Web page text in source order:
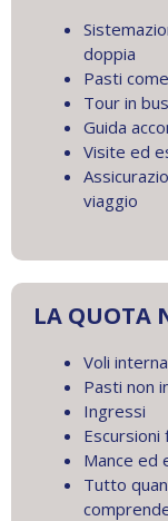
doppia
Pasti
Tour in
Guida
Visite ed
viaggio
LA QUOTA
Voli
Pasti non
Ingressi
Escursioni
Mance ed
Tutto